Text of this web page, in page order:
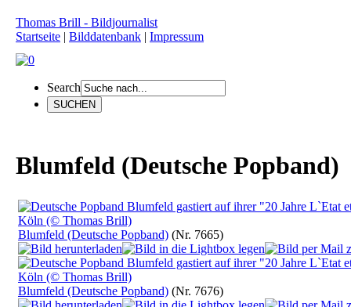
Thomas Brill - Bildjournalist
Startseite | Bilddatenbank | Impressum
Search
Blumfeld (Deutsche Popband)
Blumfeld (Deutsche Popband) (Nr. 7665)
Blumfeld (Deutsche Popband) (Nr. 7676)